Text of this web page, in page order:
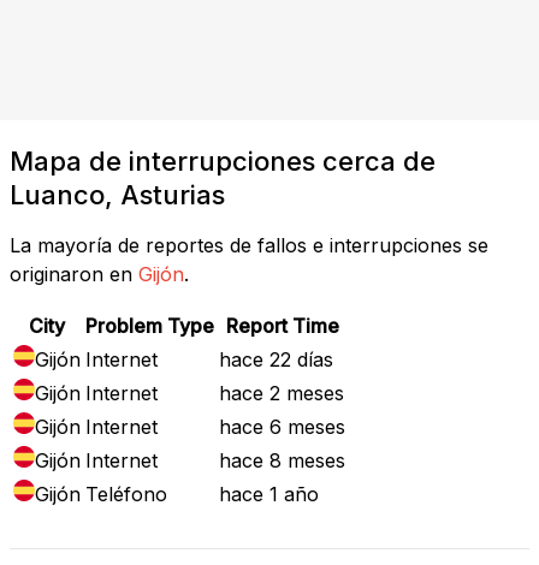
Mapa de interrupciones cerca de
Luanco, Asturias
La mayoría de reportes de fallos e interrupciones se
originaron en Gijón.
City Problem Type Report Time
Gijón Internet
hace 22 días
Gijón Internet
hace 2 meses
Gijón Internet
hace 6 meses
Gijón Internet
hace 8 meses
Gijón Teléfono hace 1 año